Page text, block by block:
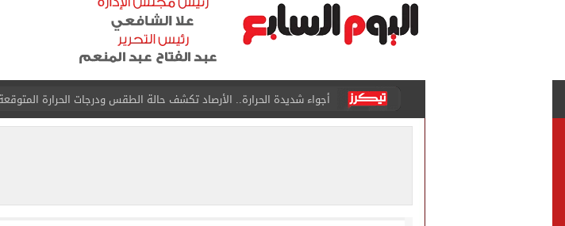
أجواء شديدة الحرارة.. الأرصاد تكشف حالة الطقس ودرجات الحرارة
رابطة الأندية تكشف جدول مواعيد مباريات الدوري.. تعديل التوقيتات فى
مصدر لـ"اليوم السابع": خوان بيزيرا يرفض العودة للزمالك